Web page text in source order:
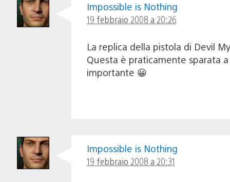
Impossible is Nothing
19 febbraio 2008 a 20:26
La replica della pistola di Devil
Questa è praticamente sparata
importante 😀
Impossible is Nothing
19 febbraio 2008 a 20:31